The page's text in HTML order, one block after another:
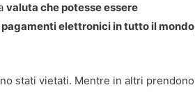
valuta che potesse essere
elettronici in tutto il
stati vietati. Mentre in altri prendono